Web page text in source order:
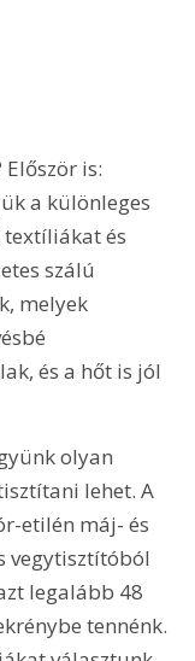
is:
a különleges
textíliákat és
szálú
melyek
és a hőt is jól
olyan
lehet. A
etilén máj- és
vegytisztítóból
legalább 48
tennénk.